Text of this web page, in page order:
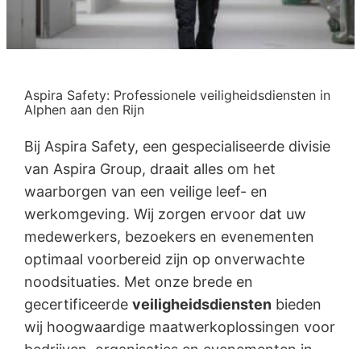
Aspira Safety: Professionele veiligheidsdiensten in
Alphen aan den Rijn
Bij Aspira Safety, een gespecialiseerde divisie
van Aspira Group, draait alles om het
waarborgen van een veilige leef- en
werkomgeving. Wij zorgen ervoor dat uw
medewerkers, bezoekers en evenementen
optimaal voorbereid zijn op onverwachte
noodsituaties. Met onze brede en
gecertificeerdeveiligheidsdiensten bieden
wij hoogwaardige maatwerkoplossingen voor